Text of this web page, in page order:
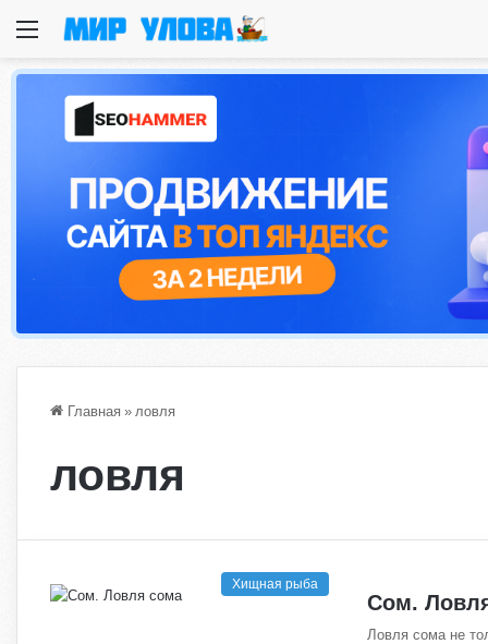
Меню
Главная » ловля
ловля
Хищная рыба
Сом.
Ловля сома не